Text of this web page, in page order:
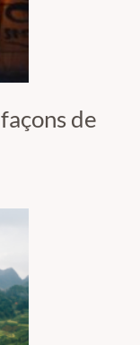
de